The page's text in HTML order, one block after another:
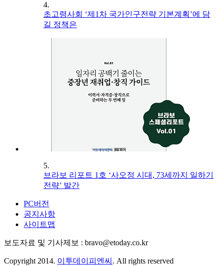
4.
초고령사회 ‘제1차 국가인구전략 기본계획’에 담
길 정책은
5.
브라보 리포트 1호 ‘사오정 시대, 73세까지 일하기
전략’ 발간
PC버전
공지사항
사이트맵
보도자료 및 기사제보 : bravo@etoday.co.kr
Copyright 2014. 이투데이피엔씨 . All rights reserved